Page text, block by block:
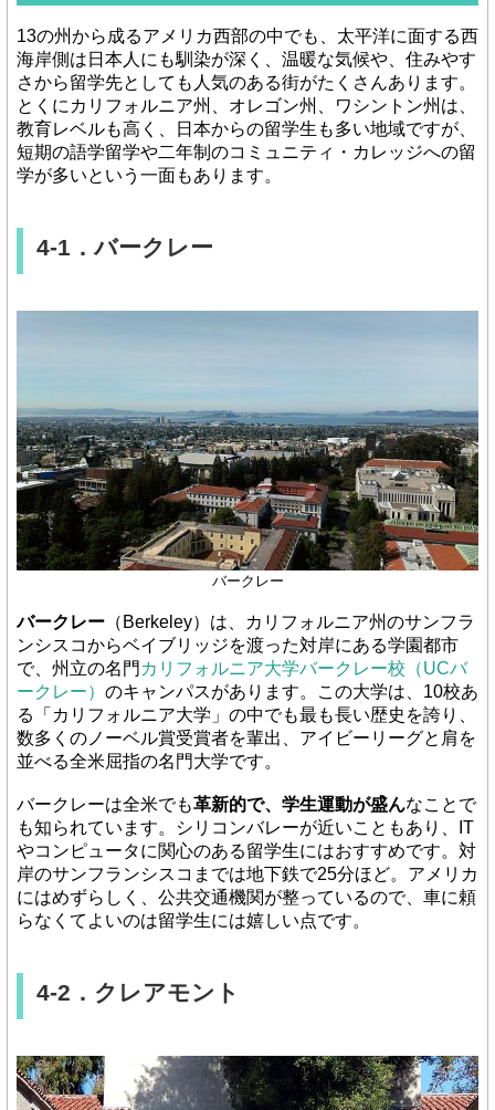
13の州から成るアメリカ西部の中でも、太平洋に面する西
海岸側は日本人にも馴染が深く、温暖な気候や、住みやす
さから留学先としても人気のある街がたくさんあります。
とくにカリフォルニア州、オレゴン州、ワシントン州は、
教育レベルも高く、日本からの留学生も多い地域ですが、
短期の語学留学や二年制のコミュニティ・カレッジへの留
学が多いという一面もあります。
4-1．バークレー
バークレー
バークレー （Berkeley）は、カリフォルニア州のサンフラ
ンシスコからベイブリッジを渡った対岸にある学園都市
で、州立の名門 カリフォルニア大学バークレー校（UCバ
ークレー） のキャンパスがあります。この大学は、10校あ
る「カリフォルニア大学」の中でも最も長い歴史を誇り、
数多くのノーベル賞受賞者を輩出、アイビーリーグと肩を
並べる全米屈指の名門大学です。
バークレーは全米でも革新的で、学生運動が盛んなことで
も知られています。シリコンバレーが近いこともあり、IT
やコンピュータに関心のある留学生にはおすすめです。対
岸のサンフランシスコまでは地下鉄で25分ほど。アメリカ
にはめずらしく、公共交通機関が整っているので、車に頼
らなくてよいのは留学生には嬉しい点です。
4-2．クレアモント